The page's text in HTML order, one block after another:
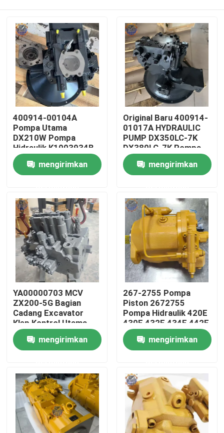
Rumah
Produk
Tentang kami
Tur Pabrik
Kontrol kualitas
Hubungi kami
Berita
Motor penggerak akhir ekskavator
motor ayun ekskavator
400914-00104A
Pompa Utama
DX210W Pompa
Hidraulik K1003934B
Pompa Utama
Excavatormengirimkan
Original Baru 400914-
01017A HYDRAULIC
PUMP DX350LC-7K
DX380LC-7K Pompa
utama
mengirimkan
YA00000703 MCV
ZX200-5G Bagian
Cadang Excavator
Klep Kontrol Utama
mengirimkan
267-2755 Pompa
Piston 2672755
Pompa Hidraulik 420E
430E 432E 434E 442E
444E
mengirimkan